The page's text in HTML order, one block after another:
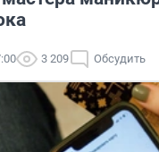
3 209 Обсудить